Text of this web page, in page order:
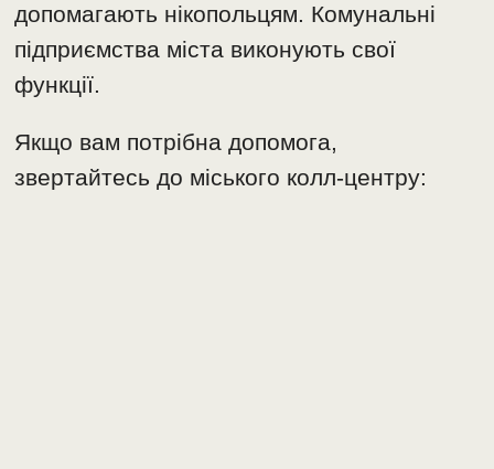
допомагають нікопольцям. Комунальні
підприємства міста виконують свої
функції.
Якщо вам потрібна допомога,
звертайтесь до міського колл-центру: